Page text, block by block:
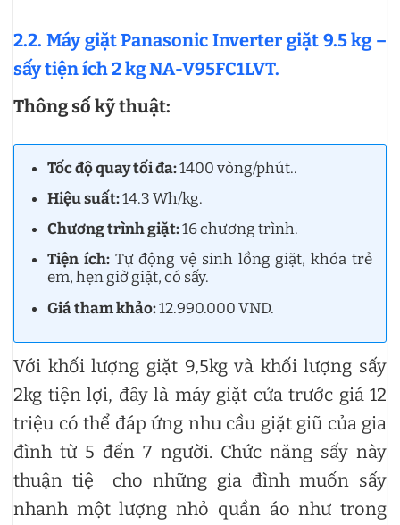
2.2. Máy giặt Panasonic Inverter giặt 9.5 kg –
sấy tiện ích 2 kg NA-V95FC1LVT.
Thông số kỹ thuật:
Tốc độ quay tối đa:1400 vòng/phút..
Hiệu suất:14.3 Wh/kg.
Chương trình giặt:16 chương trình.
Tiện ích:Tự động vệ sinh lồng giặt, khóa trẻ
em, hẹn giờ giặt, có sấy.
Giá tham khảo:12.990.000 VND.
Với khối lượng giặt 9,5kg và khối lượng sấy
2kg tiện lợi, đây là máy giặt cửa trước giá 12
triệu có thể đáp ứng nhu cầu giặt giũ của gia
đình từ 5 đến 7 người. Chức năng sấy này
thuận tiệ cho những gia đình muốn sấy
nhanh một lượng nhỏ quần áo như trong